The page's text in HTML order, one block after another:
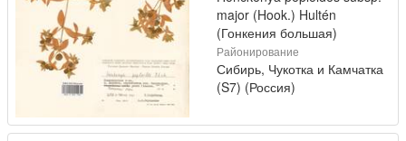
major (Hook.) Hultén
(Гонкения большая)
Районирование
Сибирь, Чукотка и Камчатка
(S7) (Россия)